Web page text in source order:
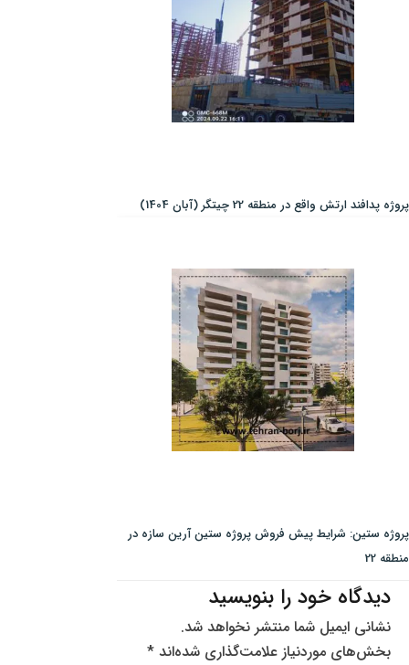
پروژه پدافند ارتش واقع در منطقه 22 چیتگر (آبان 1404)
پروژه ستین: شرایط پیش فروش پروژه ستین آرین سازه در
منطقه 22
دیدگاه‌ خود را بنویسید
نشانی ایمیل شما منتشر نخواهد شد.
بخش‌های موردنیاز علامت‌گذاری شده‌اند *